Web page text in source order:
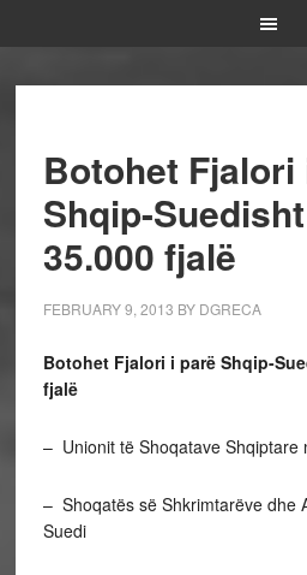
Botohet Fjalori
Shqip-
35.000 fjalë
FEBRUARY 9, 2013 BY DGRECA
Botohet Fjalori i parë Shqip-
fjalë
– Unionit të Shoqatave Shqiptare
– Shoqatës së Shkrimtarëve dhe
Suedi